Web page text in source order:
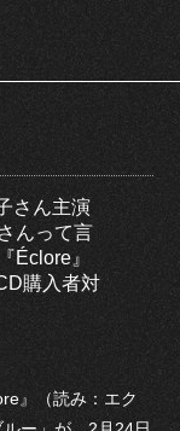
さん主演
んって言
Éclore』
購入者対
』（読み：エク